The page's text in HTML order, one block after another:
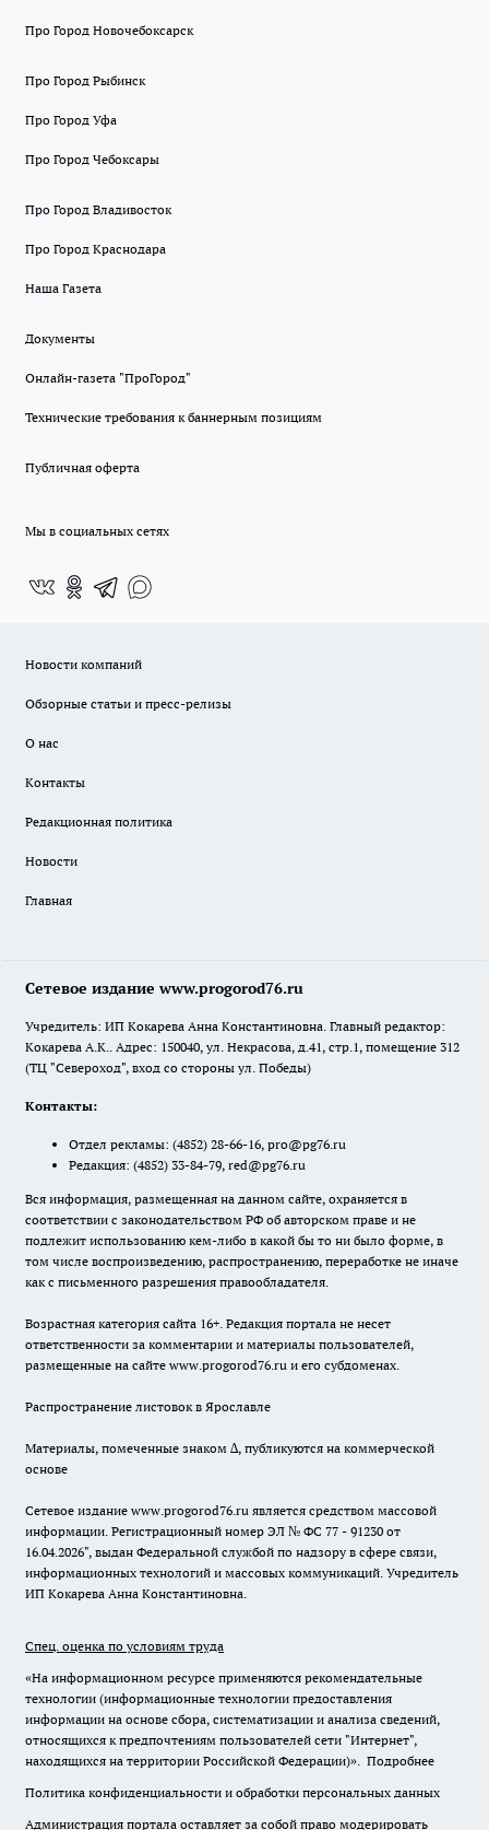
Про Город Новочебоксарск
Про Город Рыбинск
Про Город Уфа
Про Город Чебоксары
Про Город Владивосток
Про Город Краснодара
Наша Газета
Документы
Онлайн-газета "ПроГород"
Технические требования к баннерным позициям
Публичная оферта
Мы в социальных сетях
Новости компаний
Обзорные статьи и пресс-релизы
О нас
Контакты
Редакционная политика
Новости
Главная
Сетевое издание www.progorod76.ru
Учредитель: ИП Кокарева Анна Константиновна. Главный редактор:
Кокарева А.К.. Адрес: 150040, ул. Некрасова, д.41, стр.1, помещение 312
(ТЦ "Североход", вход со стороны ул. Победы)
Контакты:
Отдел рекламы: (4852) 28-66-16, pro@pg76.ru
Редакция: (4852) 33-84-79, red@pg76.ru
Вся информация, размещенная на данном сайте, охраняется в
соответствии с законодательством РФ об авторском праве и не
подлежит использованию кем-либо в какой бы то ни было форме, в
том числе воспроизведению, распространению, переработке не иначе
как с письменного разрешения правообладателя.
Возрастная категория сайта 16+. Редакция портала не несет
ответственности за комментарии и материалы пользователей,
размещенные на сайте www.progorod76.ru и его субдоменах.
Распространение листовок в Ярославле
Материалы, помеченные знаком ∆, публикуются на коммерческой
основе
Сетевое издание www.progorod76.ru является средством массовой
информации. Регистрационный номер ЭЛ № ФС 77 - 91230 от
16.04.2026", выдан Федеральной службой по надзору в сфере связи,
информационных технологий и массовых коммуникаций. Учредитель
ИП Кокарева Анна Константиновна.
Спец. оценка по условиям труда
«На информационном ресурсе применяются рекомендательные
технологии (информационные технологии предоставления
информации на основе сбора, систематизации и анализа сведений,
относящихся к предпочтениям пользователей сети "Интернет",
находящихся на территории Российской Федерации)». Подробнее
Политика конфиденциальности и обработки персональных данных
Администрация портала оставляет за собой право модерировать